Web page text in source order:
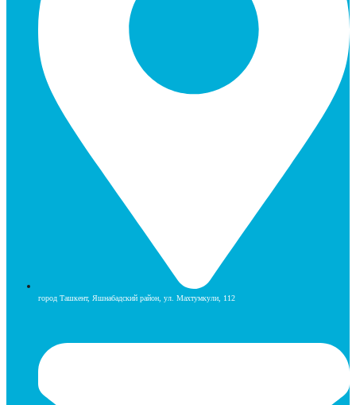
город Ташкент, Яшнабадский район, ул. Махтумкули, 112